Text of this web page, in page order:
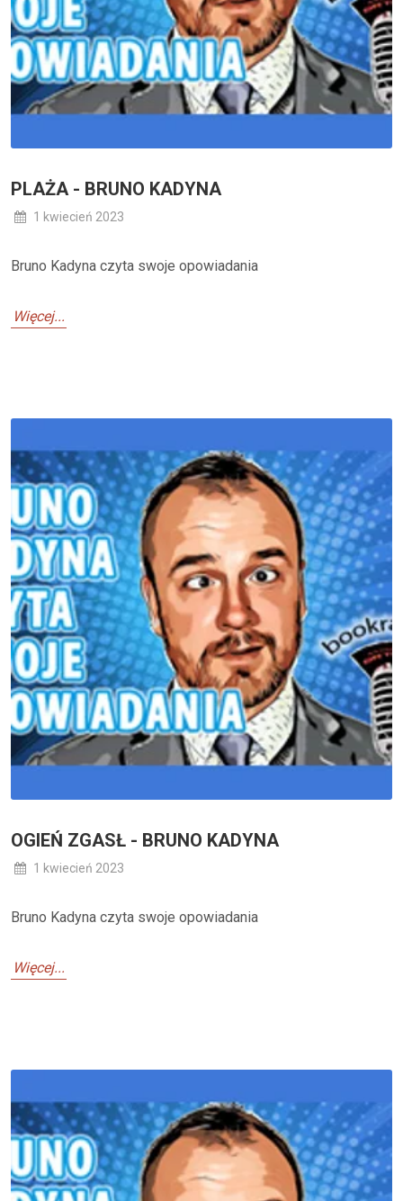
PLAŻA - BRUNO KADYNA
1 kwiecień 2023
Bruno Kadyna czyta swoje opowiadania
Więcej...
OGIEŃ ZGASŁ - BRUNO KADYNA
1 kwiecień 2023
Bruno Kadyna czyta swoje opowiadania
Więcej...